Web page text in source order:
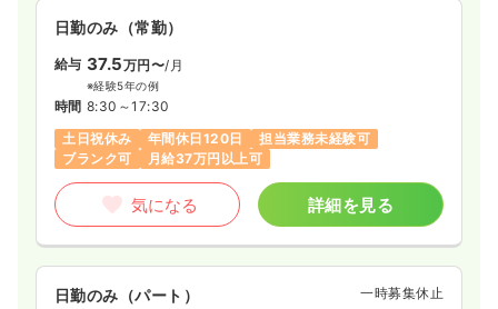
日勤のみ（常勤）
給与 37.5万円〜/月
※経験5年の例
時間 8:30～17:30
土日祝休み
年間休日120日
担当業務未経験可
ブランク可
月給37万円以上可
気になる 詳細を見る
日勤のみ（パート） 一時募集休止